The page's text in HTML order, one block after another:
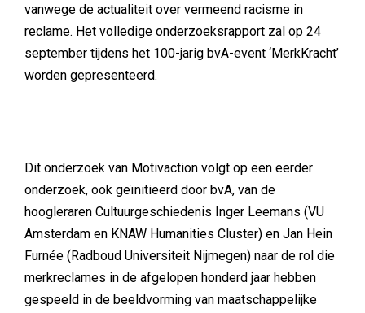
vanwege de actualiteit over vermeend racisme in
reclame. Het volledige onderzoeksrapport zal op 24
september tijdens het 100-jarig bvA-event ‘MerkKracht’
worden gepresenteerd.
Dit onderzoek van Motivaction volgt op een eerder
onderzoek, ook geïnitieerd door bvA, van de
hoogleraren Cultuurgeschiedenis Inger Leemans (VU
Amsterdam en KNAW Humanities Cluster) en Jan Hein
Furnée (Radboud Universiteit Nijmegen) naar de rol die
merkreclames in de afgelopen honderd jaar hebben
gespeeld in de beeldvorming van maatschappelijke